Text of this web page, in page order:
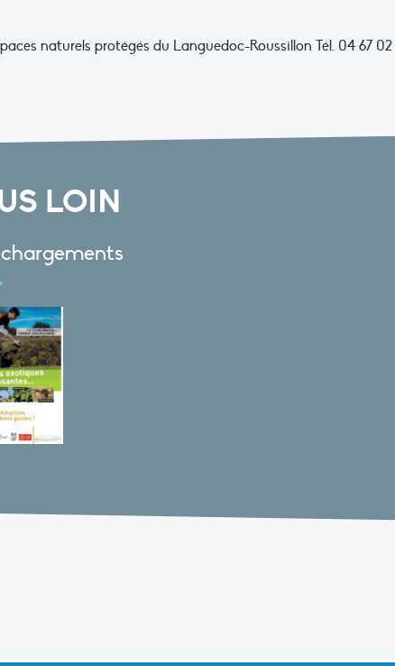
naturels protégés du Languedoc-Roussillon Tél. 04 67 02
LOIN